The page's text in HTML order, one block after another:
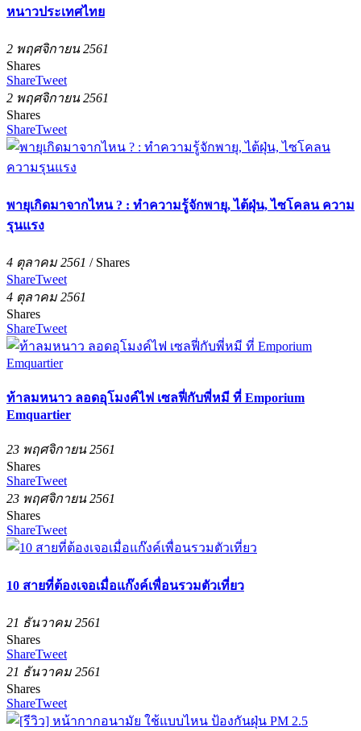
หนาวประเทศไทย
2 พฤศจิกายน 2561
Shares
ShareTweet
2 พฤศจิกายน 2561
Shares
ShareTweet
พายุเกิดมาจากไหน ? : ทำความรู้จักพายุ, ไต้ฝุ่น, ไซโคลน ความ
รุนแรง
4 ตุลาคม 2561 / Shares
ShareTweet
4 ตุลาคม 2561
Shares
ShareTweet
ท้าลมหนาว ลอดอุโมงค์ไฟ เซลฟี่กับพี่หมี ที่ Emporium
Emquartier
23 พฤศจิกายน 2561
Shares
ShareTweet
23 พฤศจิกายน 2561
Shares
ShareTweet
10 สายที่ต้องเจอเมื่อแก๊งค์เพื่อนรวมตัวเที่ยว
21 ธันวาคม 2561
Shares
ShareTweet
21 ธันวาคม 2561
Shares
ShareTweet